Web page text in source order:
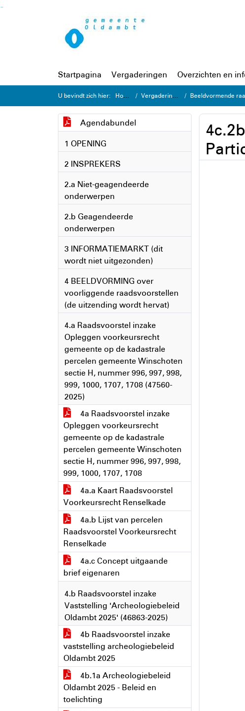
Startpagina Vergaderingen Overzichten en
U bevindt zich hier: Home Vergaderingen Beeldvormende
Agendabundel
1 OPENING
2 INSPREKERS
2.a Niet-geagendeerde
onderwerpen
2.b Geagendeerde
onderwerpen
3 INFORMATIEMARKT (dit
wordt niet uitgezonden)
4 BEELDVORMING over
voorliggende raadsvoorstellen
(de uitzending wordt hervat)
4.a Raadsvoorstel inzake
Opleggen voorkeursrecht
gemeente op de kadastrale
percelen gemeente Winschoten
sectie H, nummer 996, 997, 998,
999, 1000, 1707, 1708 (47560-
2025)
4a Raadsvoorstel inzake
Opleggen voorkeursrecht
gemeente op de kadastrale
percelen gemeente Winschoten
sectie H, nummer 996, 997, 998,
999, 1000, 1707, 1708
4a.a Kaart Raadsvoorstel
Voorkeursrecht Renselkade
4a.b Lijst van percelen
Raadsvoorstel Voorkeursrecht
Renselkade
4a.c Concept uitgaande
brief eigenaren
4.b Raadsvoorstel inzake
Vaststelling 'Archeologiebeleid
Oldambt 2025' (46863-2025)
4b Raadsvoorstel inzake
vaststelling archeologiebeleid
Oldambt 2025
4b.1a Archeologiebeleid
Oldambt 2025 - Beleid en
toelichting